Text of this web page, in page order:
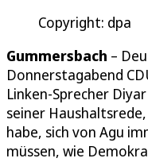
Copyright: dpa
Gummersbach –
Donnerstagabend
Linken-Sprecher
seiner
habe, sich von Agu
müssen, wie